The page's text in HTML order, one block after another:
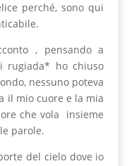
perché, sono qui
, pensando a
rugiada* ho chiuso
nessuno poteva
il mio cuore e la mia
che vola insieme
parole.
del cielo dove io